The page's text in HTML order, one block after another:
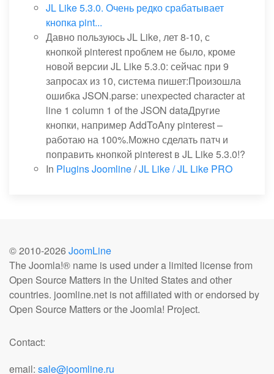
JL Like 5.3.0. Очень редко срабатывает
кнопка pint...
Давно пользуюсь JL Like, лет 8-10, с
кнопкой pinterest проблем не было, кроме
новой версии JL Like 5.3.0: сейчас при 9
запросах из 10, система пишет:Произошла
ошибка JSON.parse: unexpected character at
line 1 column 1 of the JSON dataДругие
кнопки, например AddToAny pinterest –
работаю на 100%.Можно сделать патч и
поправить кнопкой pinterest в JL Like 5.3.0!?
In Plugins Joomline/JL Like / JL Like PRO
© 2010-2026 JoomLine
The Joomla!® name is used under a limited license from
Open Source Matters in the United States and other
countries. joomline.net is not affiliated with or endorsed by
Open Source Matters or the Joomla! Project.
Contact:
email: sale@joomline.ru